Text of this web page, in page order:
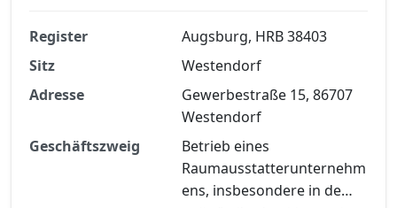
Finanzkennzahlen nach kostenloser
Registrierung verfügbar
Jetzt kostenlos registrieren
Register
Augsburg, HRB 38403
Sitz
Westendorf
Adresse
Gewerbestraße 15, 86707
Westendorf
Geschäftszweig
Betrieb eines
Raumausstatterunternehm
ens, insbesondere in de…